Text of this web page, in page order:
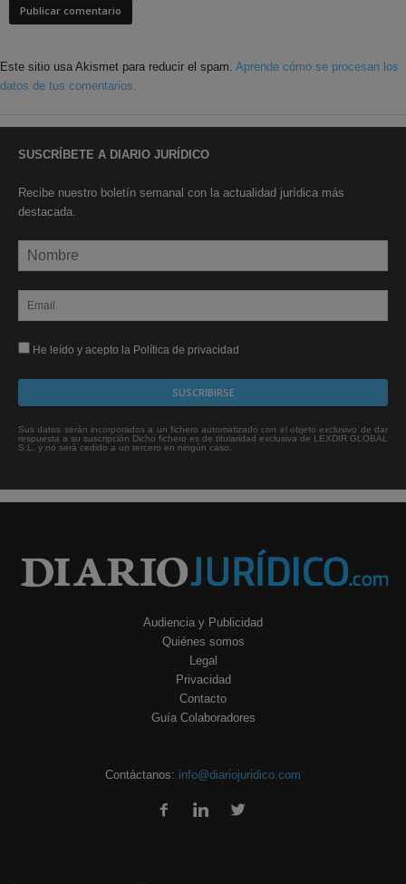
Este sitio usa Akismet para reducir el spam. Aprende cómo se procesan los
datos de tus comentarios.
SUSCRÍBETE A DIARIO JURÍDICO
Recibe nuestro boletín semanal con la actualidad jurídica más
destacada.
He leído y acepto la Política de privacidad
Sus datos serán incorporados a un fichero automatizado con el objeto exclusivo de dar
respuesta a su suscripción Dicho fichero es de titularidad exclusiva de LEXDIR GLOBAL
S.L. y no será cedido a un tercero en ningún caso.
Audiencia y Publicidad
Quiénes somos
Legal
Privacidad
Contacto
Guía Colaboradores
Contáctanos: info@diariojuridico.com